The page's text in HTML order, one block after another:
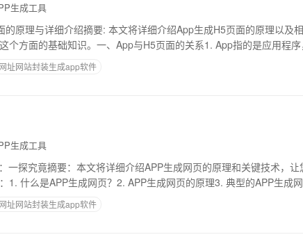
生成工具
的原理与详细介绍摘要: 本文将详细介绍App生成H5页面的原理以及
个方面的基础知识。一、App与H5页面的关系1. App指的是应用程
如iOS、Androi
网址网站封装生成app软件
生成工具
一探究竟摘要：本文将详细介绍APP生成网页的原理和关键技术，
1. 什么是APP生成网页？2. APP生成网页的原理3. 典型的APP生成
网页的局
网址网站封装生成app软件